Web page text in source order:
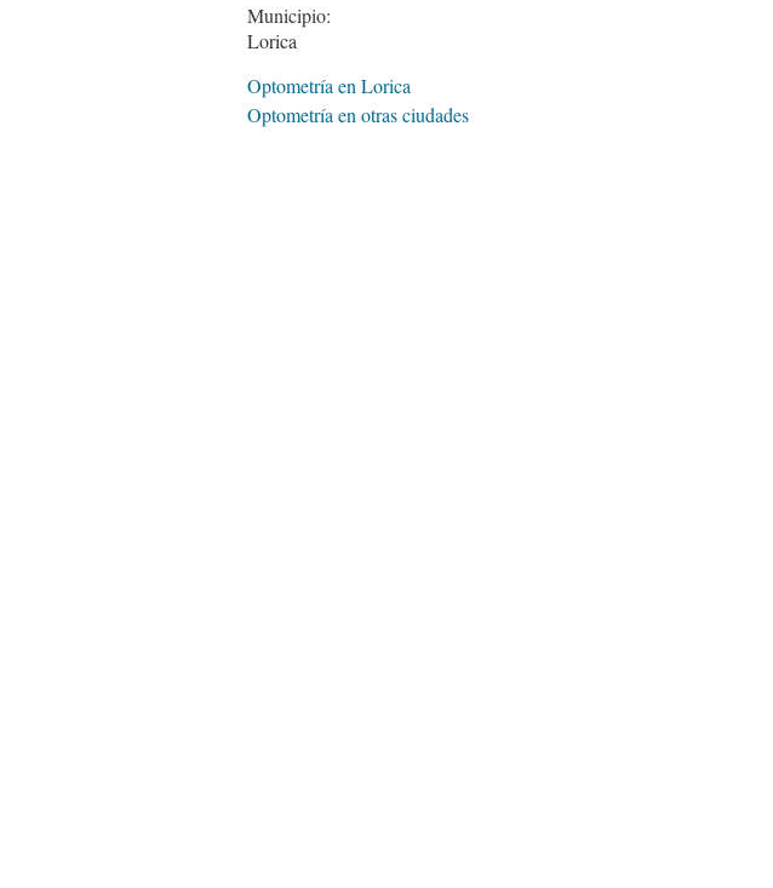
Municipio:
Lorica
Optometría en Lorica
Optometría en otras ciudades